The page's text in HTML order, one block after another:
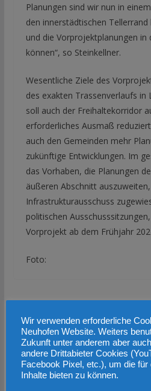
Planungen sind wir nun in
den innerstädtischen
und die Vorprojektplanungen in
können“, so Steinkellner.
Wesentliche Ziele des
des exakten Trassenverlaufs in
soll auch der Freihaltekorridor
erforderliches Ausmaß
auch den Gemeinden mehr
zukünftige Entwicklungen. Im
das Vorhaben, die Planungen
äußeren Abschnitt
Infrastrukturausschuss
politischen
Vorprojekt ab dem Frühjahr
Foto:
Nicht nur die Grünen,
Neos wollen
Das könnte dir
Wir verwenden erforderliche
Neuhofen Website. Weiters
Zukunft unter anderem aber
andere Drittabieter Cookies
Facebook Pixel, etc.), um die
Inhalte bieten zu können.